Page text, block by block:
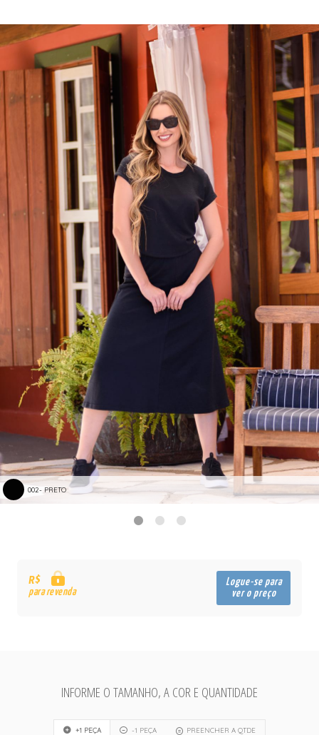
002- PRETO
R$
para revenda
Logue-se para
ver o preço
INFORME O TAMANHO, A COR E QUANTIDADE
+1 PEÇA -1 PEÇA PREENCHER A QTDE